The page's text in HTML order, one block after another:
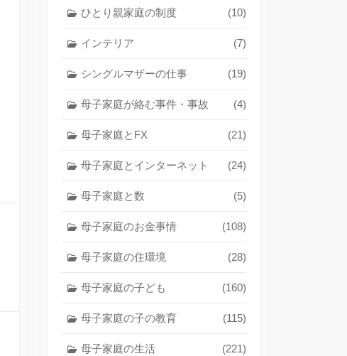
ひとり親家庭の制度 (10)
インテリア (7)
シングルマザーの仕事 (19)
母子家庭が絡む事件・事故 (4)
母子家庭とFX (21)
母子家庭とインターネット (24)
母子家庭と数 (5)
母子家庭のお金事情 (108)
母子家庭の住環境 (28)
母子家庭の子ども (160)
母子家庭の子の教育 (115)
母子家庭の生活 (221)